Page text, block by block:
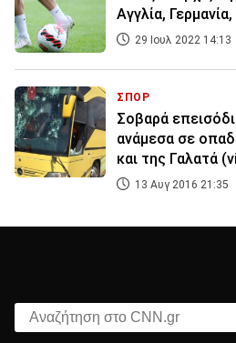
Αγγλία,
29 Ιουλ 2022 14:13
ΣΠΟΡ
Σοβαρά
ανάμεσα σε
και της Γαλατά
13 Αυγ 2016 21:35
Αναζήτηση στο CNN.gr